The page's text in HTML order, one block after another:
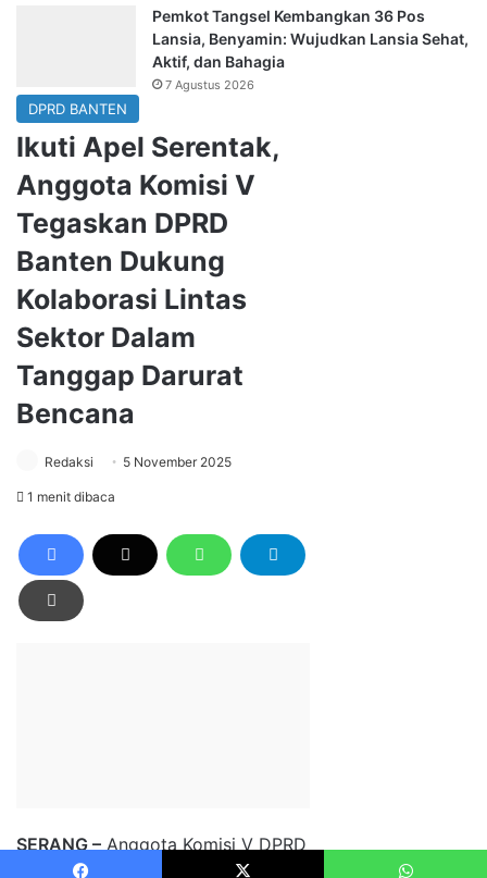
Pemkot Tangsel Kembangkan 36 Pos
Lansia, Benyamin: Wujudkan Lansia Sehat,
Aktif, dan Bahagia
7 Agustus 2026